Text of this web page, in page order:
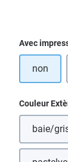
Avec
non
Couleur
baie/